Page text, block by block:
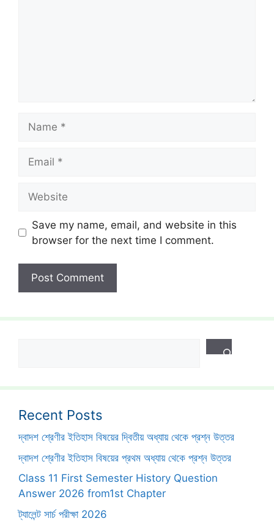
Save my name, email, and website in this
browser for the next time I comment.
Recent Posts
দ্বাদশ শ্রেণীর ইতিহাস বিষয়ের দ্বিতীয় অধ্যায় থেকে প্রশ্ন উত্তর
দ্বাদশ শ্রেণীর ইতিহাস বিষয়ের প্রথম অধ্যায় থেকে প্রশ্ন উত্তর
Class 11 First Semester History Question
Answer 2026 from1st Chapter
ট্যালেন্ট সার্চ পরীক্ষা 2026